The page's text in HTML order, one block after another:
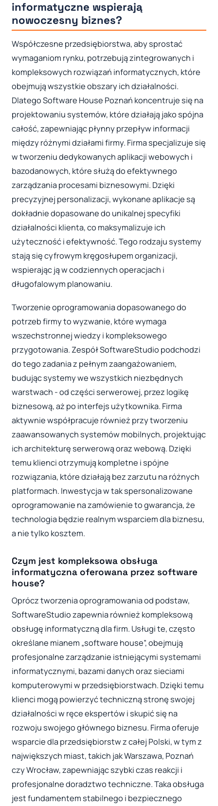
informatyczne wspierają
nowoczesny biznes?
Współczesne przedsiębiorstwa, aby sprostać
wymaganiom rynku, potrzebują zintegrowanych i
kompleksowych rozwiązań informatycznych, które
obejmują wszystkie obszary ich działalności.
Dlatego Software House Poznań koncentruje się na
projektowaniu systemów, które działają jako spójna
całość, zapewniając płynny przepływ informacji
między różnymi działami firmy. Firma specjalizuje się
w tworzeniu dedykowanych aplikacji webowych i
bazodanowych, które służą do efektywnego
zarządzania procesami biznesowymi. Dzięki
precyzyjnej personalizacji, wykonane aplikacje są
dokładnie dopasowane do unikalnej specyfiki
działalności klienta, co maksymalizuje ich
użyteczność i efektywność. Tego rodzaju systemy
stają się cyfrowym kręgosłupem organizacji,
wspierając ją w codziennych operacjach i
długofalowym planowaniu.
Tworzenie oprogramowania dopasowanego do
potrzeb firmy to wyzwanie, które wymaga
wszechstronnej wiedzy i kompleksowego
przygotowania. Zespół SoftwareStudio podchodzi
do tego zadania z pełnym zaangażowaniem,
budując systemy we wszystkich niezbędnych
warstwach - od części serwerowej, przez logikę
biznesową, aż po interfejs użytkownika. Firma
aktywnie współpracuje również przy tworzeniu
zaawansowanych systemów mobilnych, projektując
ich architekturę serwerową oraz webową. Dzięki
temu klienci otrzymują kompletne i spójne
rozwiązania, które działają bez zarzutu na różnych
platformach. Inwestycja w tak spersonalizowane
oprogramowanie na zamówienie to gwarancja, że
technologia będzie realnym wsparciem dla biznesu,
a nie tylko kosztem.
Czym jest kompleksowa obsługa
informatyczna oferowana przez software
house?
Oprócz tworzenia oprogramowania od podstaw,
SoftwareStudio zapewnia również kompleksową
obsługę informatyczną dla firm. Usługi te, często
określane mianem „software house”, obejmują
profesjonalne zarządzanie istniejącymi systemami
informatycznymi, bazami danych oraz sieciami
komputerowymi w przedsiębiorstwach. Dzięki temu
klienci mogą powierzyć techniczną stronę swojej
działalności w ręce ekspertów i skupić się na
rozwoju swojego głównego biznesu. Firma oferuje
wsparcie dla przedsiębiorstw z całej Polski, w tym z
największych miast, takich jak Warszawa, Poznań
czy Wrocław, zapewniając szybki czas reakcji i
profesjonalne doradztwo techniczne. Taka obsługa
jest fundamentem stabilnego i bezpiecznego